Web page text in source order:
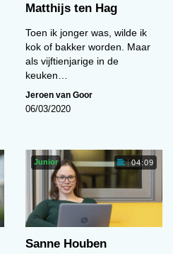
Matthijs ten Hag
Toen ik jonger was, wilde ik
kok of bakker worden. Maar
als vijftienjarige in de
keuken…
Jeroen van Goor
06/03/2020
Junior 04:09
Sanne Houben